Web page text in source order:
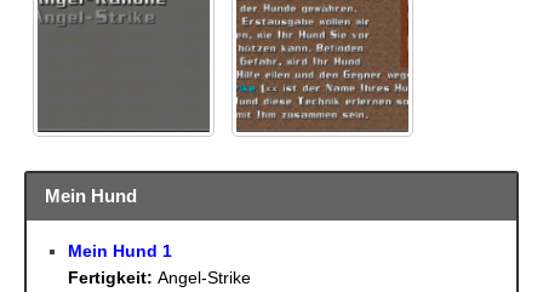
Mein Hund
Mein Hund 1
Fertigkeit: Angel-Strike